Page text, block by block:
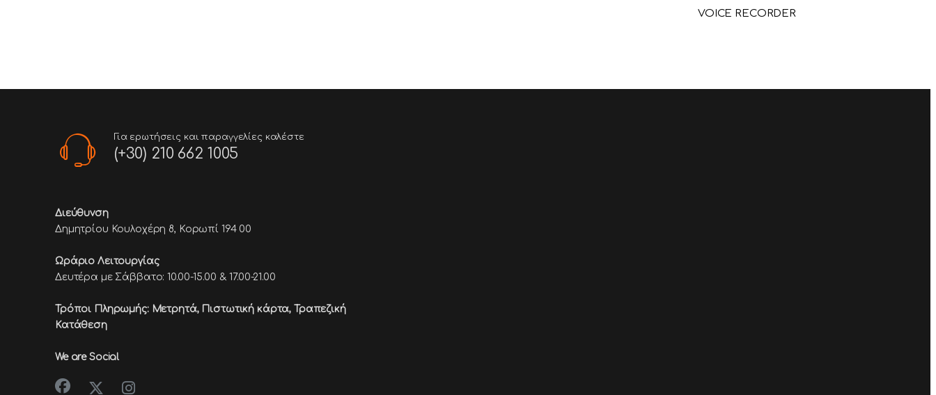
VOICE RECORDER
Για ερωτήσεις και παραγγελίες καλέστε
(+30) 210 662 1005
Διεύθυνση
Δημητρίου Κουλοχέρη 8, Κορωπί 194 00
Ωράριο Λειτουργίας
Δευτέρα με Σάββατο: 10.00-15.00 & 17.00-21.00
Τρόποι Πληρωμής: Μετρητά, Πιστωτική κάρτα, Τραπεζική
Κατάθεση
We are Social